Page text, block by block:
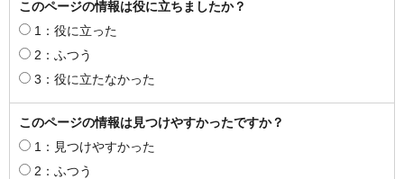
このページの情報は役に立ちましたか？
1：役に立った
2：ふつう
3：役に立たなかった
このページの情報は見つけやすかったですか？
1：見つけやすかった
2：ふつう